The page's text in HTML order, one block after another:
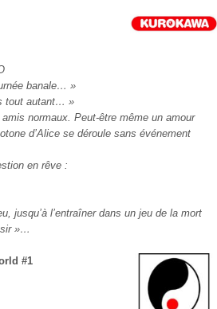
banale… »
tout autant… »
normaux. Peut-être même un amour
d’Alice se déroule sans événement
en rêve :
jusqu’à l’entraîner dans un jeu de la mort
»…
#1